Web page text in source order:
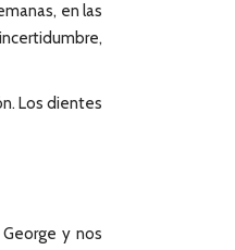
en las
Los dientes
y nos